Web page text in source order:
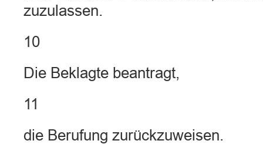
zuzulassen.
10
Die Beklagte beantragt,
11
die Berufung zurückzuweisen.